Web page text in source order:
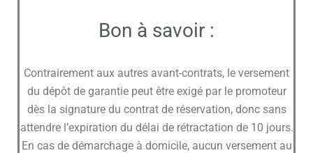
Bon à savoir :
Contrairement aux autres avant-contrats, le versement
du dépôt de garantie peut être exigé par le promoteur
dès la signature du contrat de réservation, donc sans
attendre l’expiration du délai de rétractation de 10 jours.
En cas de démarchage à domicile, aucun versement au